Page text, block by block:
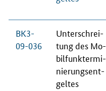
BK3-
09-036
Un­ter­schrei­
tung des Mo­
bil­funk­ter­mi­
nie­rungs­ent­
gel­tes